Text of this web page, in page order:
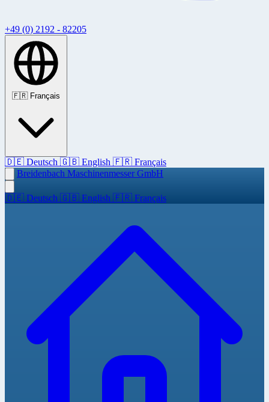
+49 (0) 2192 - 82205
🇫🇷 Français
🇩🇪 Deutsch 🇬🇧 English 🇫🇷 Français
Breidenbach Maschinenmesser GmbH
🇩🇪 Deutsch 🇬🇧 English 🇫🇷 Français